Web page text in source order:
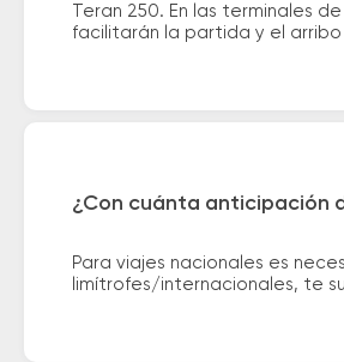
Teran 250. En las terminales
facilitarán la partida y el
¿Con cuánta anticipación
Para viajes nacionales es
limítrofes/internacionales, te